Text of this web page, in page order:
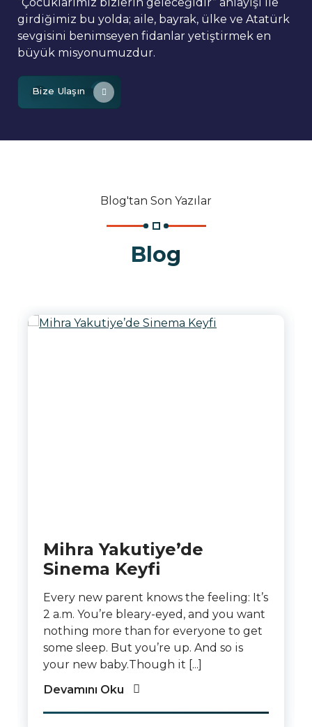
girdiğimiz bu yolda; aile, bayrak, ülke ve Atatürk
sevgisini benimseyen fidanlar yetiştirmek en
büyük misyonumuzdur.
Bize Ulaşın
Blog'tan Son Yazılar
Blog
Mihra Yakutiye’de
Sinema Keyfi
Every new parent knows the feeling: It’s
2 a.m. You’re bleary-eyed, and you want
nothing more than for everyone to get
some sleep. But you’re up. And so is
your new baby.Though it [...]
Devamını Oku